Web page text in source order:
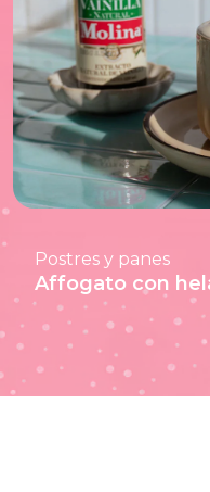
Postres y panes
Affogato con